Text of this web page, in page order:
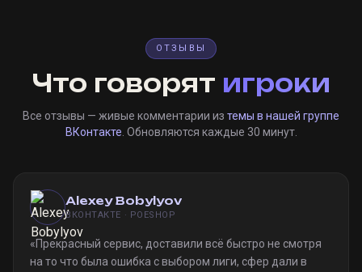
ОТЗЫВЫ
Что говорят игроки
Все отзывы — живые комментарии из темы в нашей группе
ВКонтакте . Обновляются каждые 30 минут.
Alexey Bobylyov
ВКОНТАКТЕ · POESHOP
«Прекрасный сервис, доставили всё быстро не смотря
на то что была ошибка с выбором лиги, сфер дали в